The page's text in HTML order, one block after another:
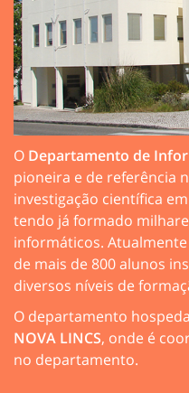
O Departamento de
pioneira e de referência
investigação científica
tendo já formado
informáticos.
de mais de 800 alunos
diversos níveis de
O departamento
NOVA LINCS, onde é
no departamento.